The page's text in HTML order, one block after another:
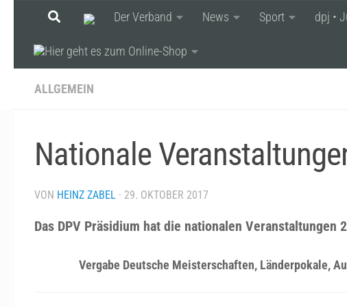
Unter dem Inhalt Der Verband News Sport dpj •
ALLGEMEIN
Nationale
VON HEINZ ZABEL · 29. OKTOBER 2017
Das DPV Präsidium hat die nationalen Veranstaltungen
Vergabe Deutsche Meisterschaften, Länderpokale,